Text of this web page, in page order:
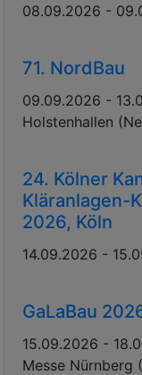
08.09.2026 -
71. NordBau
09.09.2026 -
Holstenhallen
24. Kölner
Kläranlagen-
2026, Köln
14.09.2026 -
GaLaBau
15.09.2026 -
Messe Nürnberg